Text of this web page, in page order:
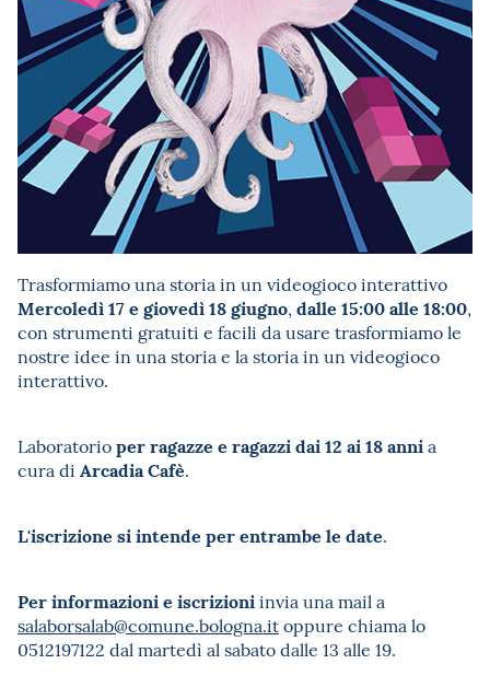
Trasformiamo una storia in un videogioco interattivo
Mercoledì 17 e giovedì 18 giugno, dalle 15:00 alle 18:00,
con strumenti gratuiti e facili da usare trasformiamo le
nostre idee in una storia e la storia in un videogioco
interattivo.
Laboratorioper ragazze e ragazzi dai 12 ai 18 anni a
cura di Arcadia Cafè.
L'iscrizione si intende per entrambe le date.
Per informazioni e iscrizioni invia una mail a
salaborsalab@comune.bologna.itoppure chiama lo
0512197122 dal martedì al sabato dalle 13 alle 19.